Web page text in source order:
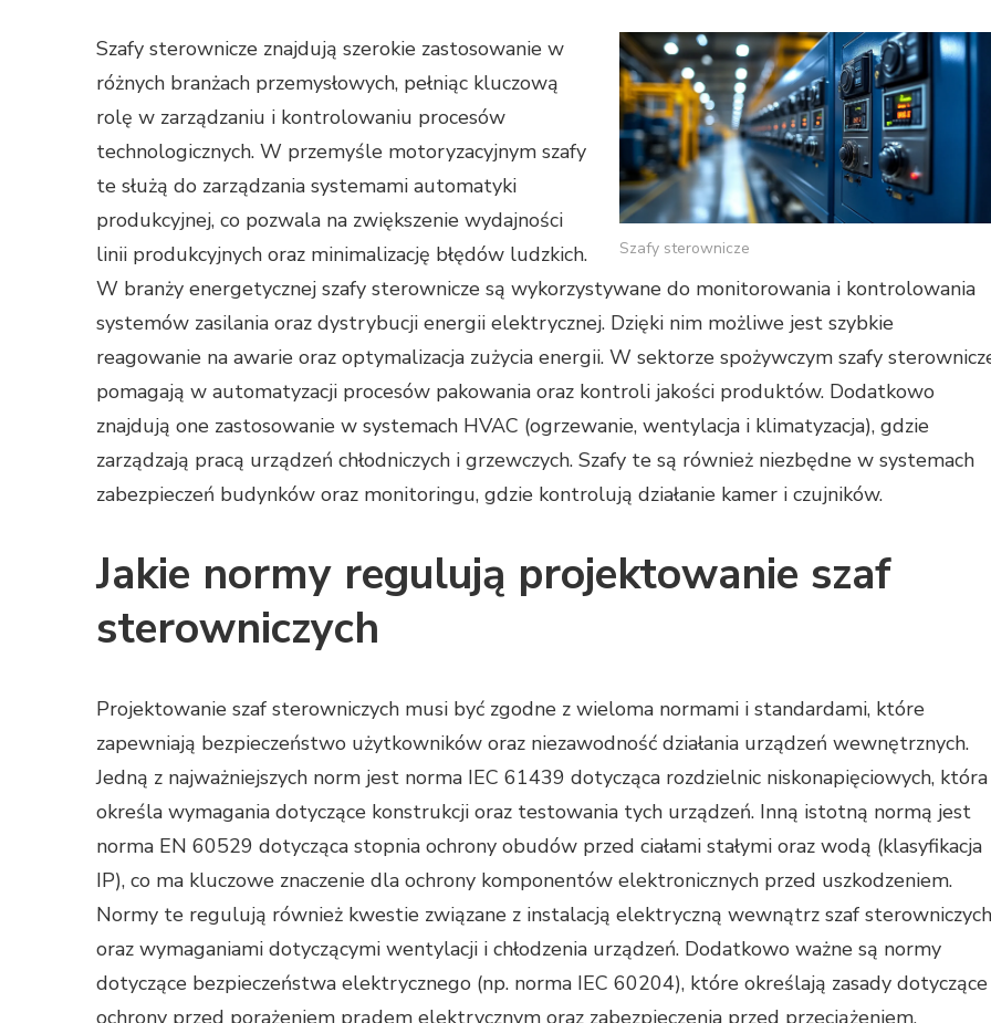
Szafy sterownicze
Szafy sterownicze znajdują szerokie zastosowanie w
różnych branżach przemysłowych, pełniąc kluczową
rolę w zarządzaniu i kontrolowaniu procesów
technologicznych. W przemyśle motoryzacyjnym szafy
te służą do zarządzania systemami automatyki
produkcyjnej, co pozwala na zwiększenie wydajności
linii produkcyjnych oraz minimalizację błędów ludzkich.
W branży energetycznej szafy sterownicze są wykorzystywane do monitorowania i kontrolowania
systemów zasilania oraz dystrybucji energii elektrycznej. Dzięki nim możliwe jest szybkie
reagowanie na awarie oraz optymalizacja zużycia energii. W sektorze spożywczym szafy
pomagają w automatyzacji procesów pakowania oraz kontroli jakości produktów. Dodatkowo
znajdują one zastosowanie w systemach HVAC (ogrzewanie, wentylacja i klimatyzacja), gdzie
zarządzają pracą urządzeń chłodniczych i grzewczych. Szafy te są również niezbędne w systemach
zabezpieczeń budynków oraz monitoringu, gdzie kontrolują działanie kamer i czujników.
Jakie normy regulują projektowanie szaf
sterowniczych
Projektowanie szaf sterowniczych musi być zgodne z wieloma normami i standardami, które
zapewniają bezpieczeństwo użytkowników oraz niezawodność działania urządzeń wewnętrznych.
Jedną z najważniejszych norm jest norma IEC 61439 dotycząca rozdzielnic niskonapięciowych, która
określa wymagania dotyczące konstrukcji oraz testowania tych urządzeń. Inną istotną normą jest
norma EN 60529 dotycząca stopnia ochrony obudów przed ciałami stałymi oraz wodą (klasyfikacja
IP), co ma kluczowe znaczenie dla ochrony komponentów elektronicznych przed uszkodzeniem.
Normy te regulują również kwestie związane z instalacją elektryczną wewnątrz szaf sterowniczych
oraz wymaganiami dotyczącymi wentylacji i chłodzenia urządzeń. Dodatkowo ważne są normy
dotyczące bezpieczeństwa elektrycznego (np. norma IEC 60204), które określają zasady dotyczące
ochrony przed porażeniem prądem elektrycznym oraz zabezpieczenia przed przeciążeniem.